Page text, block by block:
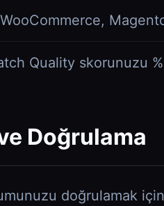
Quality skorunuzu
Doğrulama
doğrulamak